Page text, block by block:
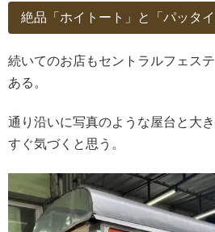
絶品「ホイトート」と「パッタイ
続いてのお店もセントラルフェス
ある。
通り沿いに写真のような屋台と大
すぐ気づくと思う。